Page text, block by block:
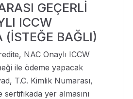
GEÇERLİ
ICCW
(İSTEĞE BAĞLI)
NAC Onaylı ICCW
ile ödeme yapacak
T.C. Kimlik Numarası,
yer almasını